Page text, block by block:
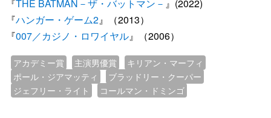
『THE BATMAN－ザ・バットマン－ 』(2022)
『ハンガー・ゲーム2』（2013）
『007／カジノ・ロワイヤル』（2006）
アカデミー賞 主演男優賞
キリアン・マーフィ
ポール・ジアマッティ
ブラッドリー・クーパー
ジェフリー・ライト
コールマン・ドミンゴ